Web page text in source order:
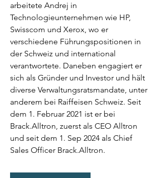
arbeitete Andrej in
Technologieunternehmen wie HP,
Swisscom und Xerox, wo er
verschiedene Führungspositionen in
der Schweiz und international
verantwortete. Daneben engagiert er
sich als Gründer und Investor und hält
diverse Verwaltungsratsmandate, unter
anderem bei Raiffeisen Schweiz. Seit
dem 1. Februar 2021 ist er bei
Brack.Alltron, zuerst als CEO Alltron
und seit dem 1. Sep 2024 als Chief
Sales Officer Brack.Alltron.